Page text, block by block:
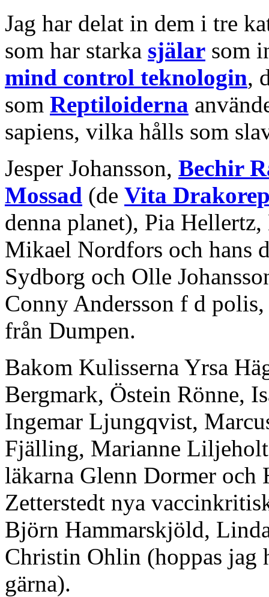
Jag har delat in dem i tre
som har starka själar som
mind control teknologin,
som Reptiloiderna
sapiens, vilka hålls som
Jesper Johansson, Bechir
Mossad (de Vita
denna planet), Pia
Mikael Nordfors och hans
Sydborg och Olle
Conny Andersson f d
från Dumpen.
Bakom Kulisserna Yrsa
Bergmark, Östein Rönne,
Ingemar Ljungqvist,
Fjälling, Marianne
läkarna Glenn Dormer och
Zetterstedt nya
Björn Hammarskjöld,
Christin Ohlin (hoppas jag
gärna).